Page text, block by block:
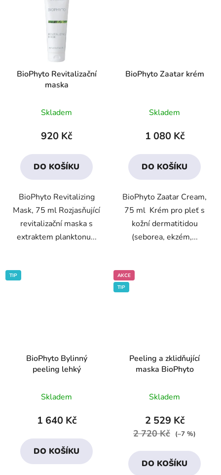
BioPhyto Revitalizační
maska
hodnocení
produktu
4,4
z
hvězdiček.
Skladem
920 Kč
DO KOŠÍKU
BioPhyto Revitalizing
Mask, 75 ml Rozjasňující
revitalizační maska s
extraktem planktonu...
BioPhyto Zaatar krém
hodnocení
produktu
3,6
z
hvězdiček.
Skladem
1 080 Kč
DO KOŠÍKU
BioPhyto Zaatar Cream,
75 ml Krém pro pleť s
kožní dermatitidou
(seborea, ekzém,...
TIP
BioPhyto Bylinný
peeling lehký
hodnocení
produktu
4,0
z
Skladem
1 640 Kč
DO KOŠÍKU
AKCE
TIP
Peeling a zklidňující
maska BioPhyto
hodnocení
produktu
je
5
Skladem
2 529 Kč
2 720 Kč (–7 %)
DO KOŠÍKU